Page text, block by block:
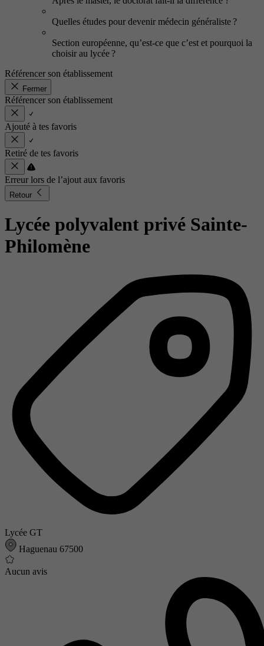
Quelles études pour devenir médecin généraliste ?
Section européenne, qu’est-ce que c’est et pourquoi la
choisir au lycée ?
Référencer son établissement
Fermer
Référencer son établissement
Ajouté à tes favoris
Retiré de tes favoris
Erreur lors de l’ajout aux favoris
Retour
Lycée polyvalent privé Sainte-
Philomène
Lycée GT
Haguenau 67500
Aucun avis